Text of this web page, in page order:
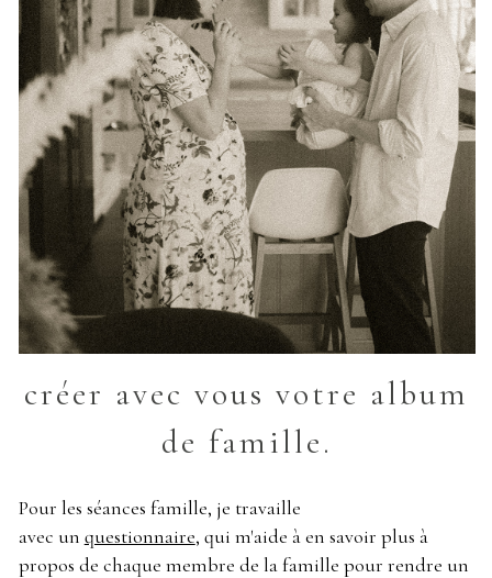
créer avec vous votre album
de famille.
Pour les séances famille, je travaille
avec un questionnaire, qui m'aide à en savoir plus à
propos de chaque membre de la famille pour rendre un